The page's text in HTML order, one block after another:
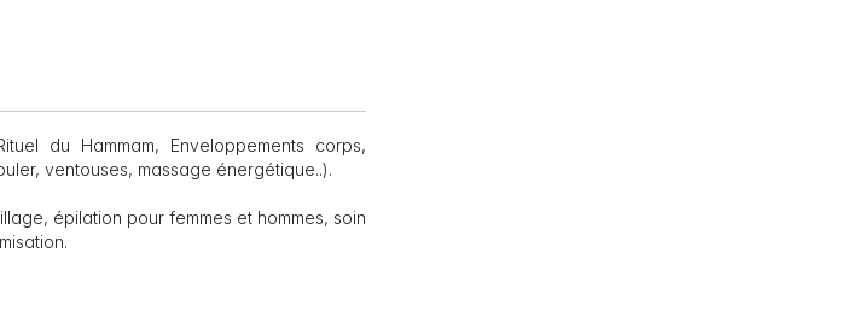
du Hammam, Enveloppements corps,
ventouses, massage énergétique..).
épilation pour femmes et hommes, soin